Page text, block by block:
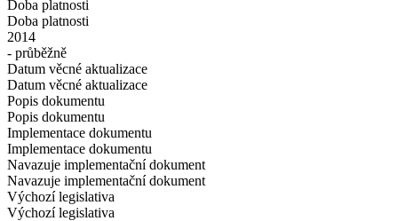
Doba platnosti
Doba platnosti
2014
- průběžně
Datum věcné aktualizace
Datum věcné aktualizace
Popis dokumentu
Popis dokumentu
Implementace dokumentu
Implementace dokumentu
Navazuje implementační dokument
Navazuje implementační dokument
Výchozí legislativa
Výchozí legislativa